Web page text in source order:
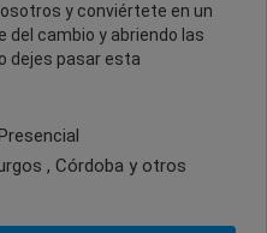
y conviértete en un
del cambio y abriendo las
dejes pasar esta
, Córdoba y otros